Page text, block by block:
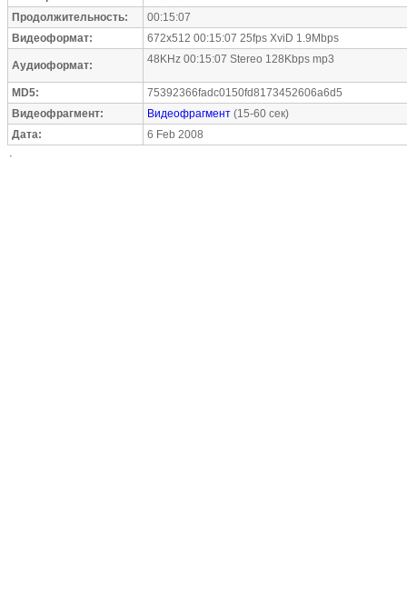
Продолжительность:
00:15:07
Видеоформат:
672x512 00:15:07 25fps XviD 1.9Mbps
Аудиоформат: 48KHz 00:15:07 Stereo 128Kbps mp3
MD5:
75392366fadc0150fd8173452606a6d5
Видеофрагмент:
Видеофрагмент (15-60 сек)
Дата:
6 Feb 2008